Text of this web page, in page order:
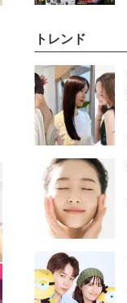
トレンド